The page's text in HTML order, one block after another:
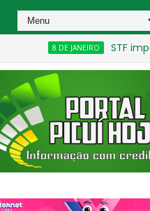
8 DE JANEIRO
STF impõe
e exigir vídeos sexuais na